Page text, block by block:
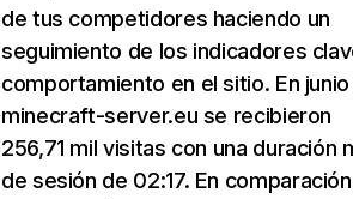
de tus competidores haciendo un
seguimiento de los indicadores
comportamiento en el sitio. En junio
minecraft-server.eu se recibieron
256,71 mil visitas con una duración
de sesión de 02:17. En